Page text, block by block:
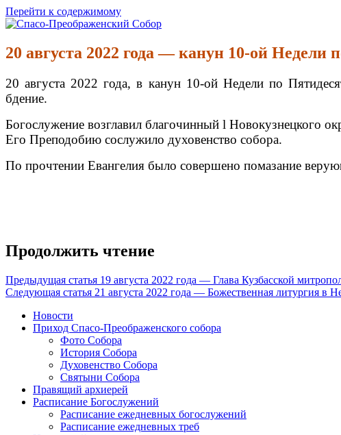
Перейти к содержимому
Спасо-Преображенский Собор
Спасо-Преображенский кафедральный Собор Новокузнецк
20 августа 2022 года — канун 10-ой Недели
20 августа 2022 года, в канун 10-ой Недели по
бдение.
Богослужение возглавил благочинный l Новокузнецкого
Его Преподобию сослужило духовенство собора.
По прочтении Евангелия было совершено помазание
Продолжить чтение
Предыдущая статья 19 августа 2022 года — Глава Кузбасской
Следующая статья 21 августа 2022 года — Божественная литургия в
Новости
Приход Спасо-Преображенского собора
Фото Собора
История Собора
Духовенство Собора
Святыни Собора
Правящий архиерей
Расписание Богослужений
Расписание ежедневных богослужений
Расписание ежедневных треб